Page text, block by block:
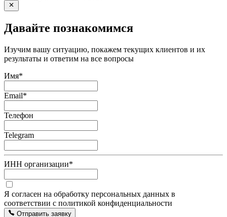
Давайте познакомимся
Изучим вашу ситуацию, покажем текущих клиентов и их
результаты и ответим на все вопросы
Имя*
Email*
Телефон
Telegram
ИНН организации*
Я согласен на обработку персональных данных в
соответствии с политикой конфиденциальности
Отправить заявку